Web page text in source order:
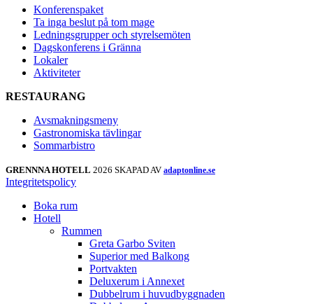
Konferenspaket
Ta inga beslut på tom mage
Ledningsgrupper och styrelsemöten
Dagskonferens i Gränna
Lokaler
Aktiviteter
RESTAURANG
Avsmakningsmeny
Gastronomiska tävlingar
Sommarbistro
GRENNNA HOTELL 2026 SKAPAD AV adaptonline.se
Integritetspolicy
Boka rum
Hotell
Rummen
Greta Garbo Sviten
Superior med Balkong
Portvakten
Deluxerum i Annexet
Dubbelrum i huvudbyggnaden